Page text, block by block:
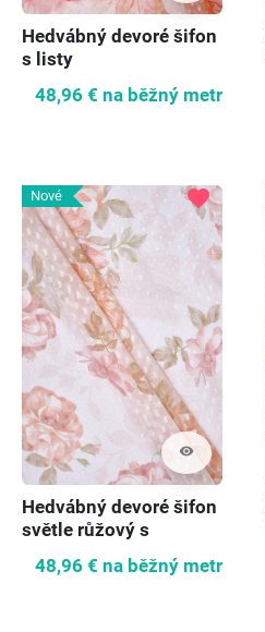
Hedvábný devoré šifon
s listy
48,96 € na běžný metr
Nové
visibility
favorite
Hedvábný devoré šifon
světle růžový s
48,96 € na běžný metr